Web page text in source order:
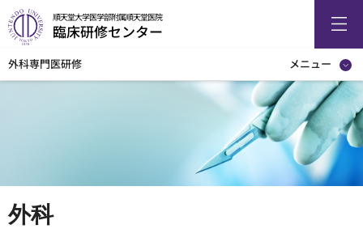
順天堂大学医学部附属順天堂医院
臨床研修センター
外科専門医研修 メニュー
外科